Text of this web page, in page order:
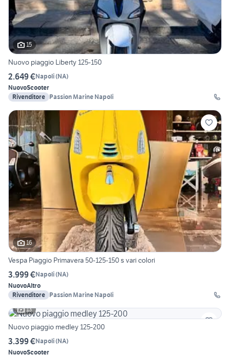
15
Nuovo piaggio Liberty 125-150
2.649 €Napoli(NA)
NuovoScooter
Rivenditore Passion Marine Napoli
16
Vespa Piaggio Primavera 50-125-150 s vari colori
3.999 €Napoli(NA)
NuovoAltro
Rivenditore Passion Marine Napoli
13
Nuovo piaggio medley 125-200
3.399 €Napoli(NA)
NuovoScooter